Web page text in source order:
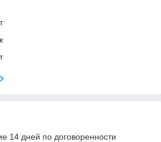
14 дней по договоренности